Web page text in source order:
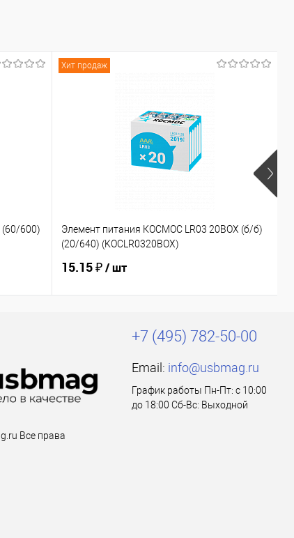
600)
Хит продаж
Элемент питания КОСМОС LR03 20BOX (б/б)
(20/640) (KOCLR0320BOX)
15.15 ₽/ шт
Все права
+7 (495) 782-50-00
Email: info@usbmag.ru
График работы Пн-Пт: с 10:00
до 18:00 Сб-Вс: Выходной